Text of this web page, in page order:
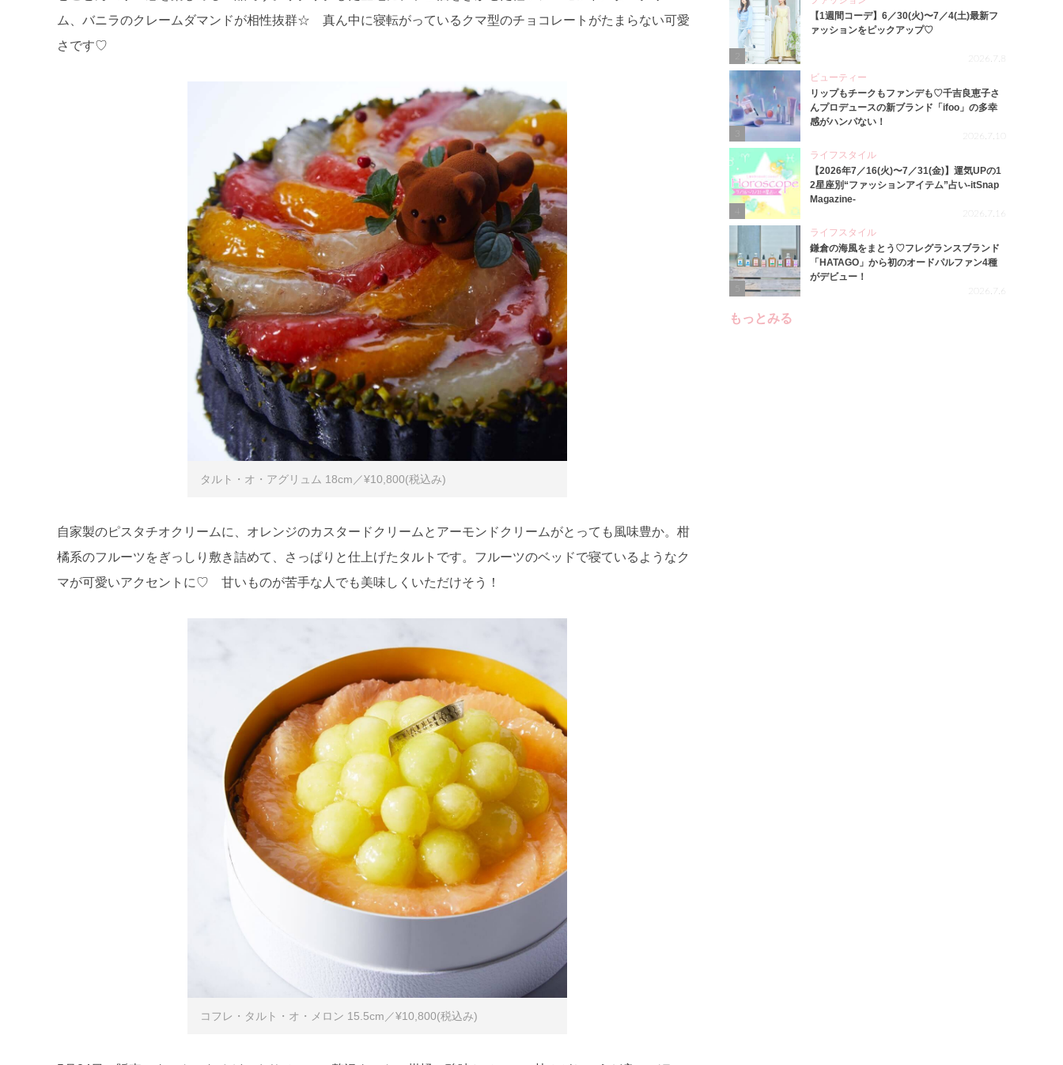
ム、バニラのクレームダマンドが相性抜群☆ 真ん中に寝転がっているクマ型のチョコレートがたまらない可愛
さです♡
タルト・オ・アグリュム 18cm／¥10,800(税込み)
自家製のピスタチオクリームに、オレンジのカスタードクリームとアーモンドクリームがとっても風味豊か。柑
橘系のフルーツをぎっしり敷き詰めて、さっぱりと仕上げたタルトです。フルーツのベッドで寝ているようなク
マが可愛いアクセントに♡ 甘いものが苦手な人でも美味しくいただけそう！
コフレ・タルト・オ・メロン 15.5cm／¥10,800(税込み)
【1週間コーデ】6／30(火)〜7／4(土)最新フ
ァッションをピックアップ♡
2026.7.8
3
ビューティー
リップもチークもファンデも♡千吉良恵子さ
んプロデュースの新ブランド「ifoo」の多幸
感がハンパない！
2026.7.10
4
ライフスタイル
【2026年7／16(火)〜7／31(金)】運気UPの1
2星座別“ファッションアイテム”占い-itSnap
Magazine-
2026.7.16
ライフスタイル
鎌倉の海風をまとう♡フレグランスブランド
「HATAGO」から初のオードパルファン4種
がデビュー！
2026.7.6
もっとみる